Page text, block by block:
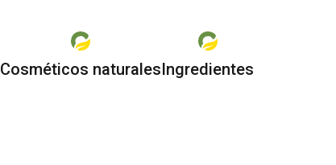
Cosméticos naturalesIngredientes